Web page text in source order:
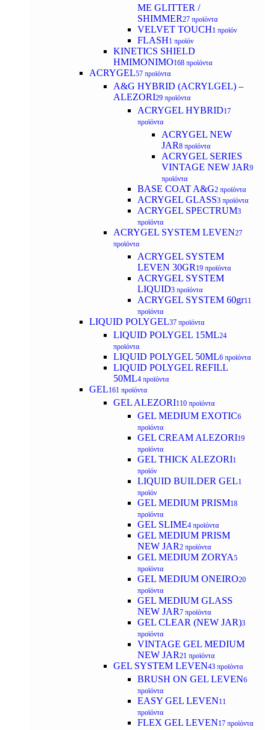
ΜΕ GLITTER /
SHIMMER27 προϊόντα
VELVET TOUCH1 προϊόν
FLASH1 προϊόν
KINETICS SHIELD
ΗΜΙΜΟΝΙΜΟ168 προϊόντα
ACRYGEL57 προϊόντα
A&G HYBRID (ACRYLGEL) –
ALEZORI29 προϊόντα
ACRYGEL HYBRID17
προϊόντα
ACRYGEL NEW
JAR8 προϊόντα
ACRYGEL SERIES
VINTAGE NEW JAR9
προϊόντα
BASE COAT A&G2 προϊόντα
ACRYGEL GLASS3 προϊόντα
ACRYGEL SPECTRUM3
προϊόντα
ACRYGEL SYSTEM LEVEN27
προϊόντα
ACRYGEL SYSTEM
LEVEN 30GR 19 προϊόντα
ACRYGEL SYSTEM
LIQUID3 προϊόντα
ACRYGEL SYSTEM 60gr11
προϊόντα
LIQUID POLYGEL37 προϊόντα
LIQUID POLYGEL 15ML24
προϊόντα
LIQUID POLYGEL 50ML6 προϊόντα
LIQUID POLYGEL REFILL
50ML4 προϊόντα
GEL161 προϊόντα
GEL ALEZORI110 προϊόντα
GEL MEDIUM EXOTIC6
προϊόντα
GEL CREAM ALEZORI19
προϊόντα
GEL THICK ALEZORI1
προϊόν
LIQUID BUILDER GEL1
προϊόν
GEL MEDIUM PRISM18
προϊόντα
GEL SLIME4 προϊόντα
GEL MEDIUM PRISM
NEW JAR2 προϊόντα
GEL MEDIUM ZORYA5
προϊόντα
GEL MEDIUM ONEIRO20
προϊόντα
GEL MEDIUM GLASS
NEW JAR7 προϊόντα
GEL CLEAR (NEW JAR)3
προϊόντα
VINTAGE GEL MEDIUM
NEW JAR21 προϊόντα
GEL SYSTEM LEVEN43 προϊόντα
BRUSH ON GEL LEVEN6
προϊόντα
EASY GEL LEVEN11
προϊόντα
FLEX GEL LEVEN17 προϊόντα